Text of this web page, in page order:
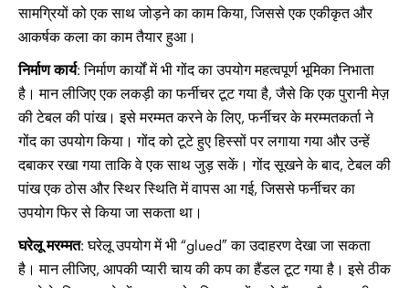
सामग्रियों को एक साथ जोड़ने का काम किया, जिससे एक एकीकृत और
आकर्षक कला का काम तैयार हुआ।
निर्माण कार्य: निर्माण कार्यों में भी गोंद का उपयोग महत्वपूर्ण भूमिका निभाता
है। मान लीजिए एक लकड़ी का फर्नीचर टूट गया है, जैसे कि एक पुरानी मेज़
की टेबल की पांख। इसे मरम्मत करने के लिए, फर्नीचर के मरम्मतकर्ता ने
गोंद का उपयोग किया। गोंद को टूटे हुए हिस्सों पर लगाया गया और उन्हें
दबाकर रखा गया ताकि वे एक साथ जुड़ सकें। गोंद सूखने के बाद, टेबल की
पांख एक ठोस और स्थिर स्थिति में वापस आ गई, जिससे फर्नीचर का
उपयोग फिर से किया जा सकता था।
घरेलू मरम्मत: घरेलू उपयोग में भी “glued” का उदाहरण देखा जा सकता
है। मान लीजिए, आपकी प्यारी चाय की कप का हैंडल टूट गया है। इसे ठीक